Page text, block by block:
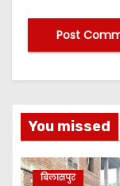
You missed
बिलासपुर